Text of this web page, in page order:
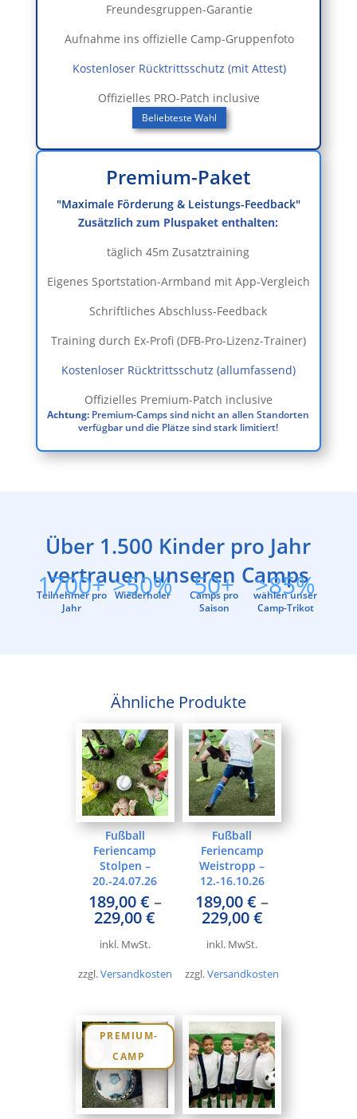
Freundesgruppen-Garantie
Aufnahme ins offizielle Camp-Gruppenfoto
Kostenloser Rücktrittsschutz (mit Attest)
Offizielles PRO-Patch inclusive
Beliebteste Wahl
Premium-Paket
"Maximale Förderung & Leistungs-Feedback"
Zusätzlich zum Pluspaket enthalten:
täglich 45m Zusatztraining
Eigenes Sportstation-Armband mit App-Vergleich
Schriftliches Abschluss-Feedback
Training durch Ex-Profi (DFB-Pro-Lizenz-Trainer)
Kostenloser Rücktrittsschutz (allumfassend)
Offizielles Premium-Patch inclusive
Achtung: Premium-Camps sind nicht an allen Standorten
verfügbar und die Plätze sind stark limitiert!
Über 1.500 Kinder pro Jahr
vertrauen unseren Camps
1700+
Teilnehmer pro
Jahr
>50%
Wiederholer 50+
Camps pro
Saison
>85%
wählen unser
Camp-Trikot
Ähnliche Produkte
Fußball
Feriencamp
Stolpen –
20.-24.07.26
189,00€ –
229,00€
inkl. MwSt.
zzgl.Versandkosten
Fußball
Feriencamp
Weistropp –
12.-16.10.26
189,00€ –
229,00€
inkl. MwSt.
zzgl.Versandkosten
PREMIUM-
CAMP